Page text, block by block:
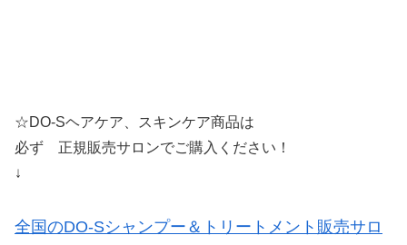
☆DO-Sヘアケア、スキンケア商品は
必ず 正規販売サロンでご購入ください！
↓
全国のDO-Sシャンプー＆トリートメント販売サロ